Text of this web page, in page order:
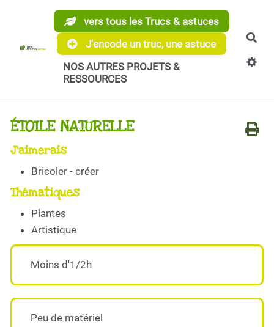
Aller au contenu principal
vers tous les Trucs & astuces
J'encode un truc, une astuce
NOS AUTRES PROJETS &
RESSOURCES
ÉTOILE NATURELLE
J'aimerais
Bricoler - créer
Thématiques
Plantes
Artistique
Moins d'1/2h
Peu de matériel